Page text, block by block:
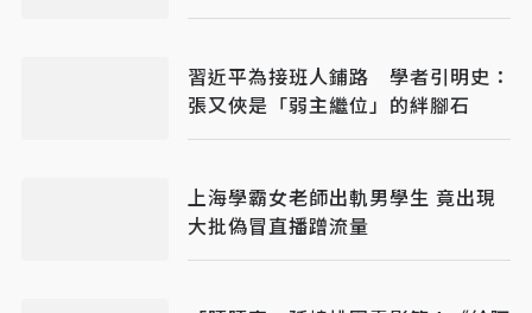
習近平為接班人鋪路 學者引明史：
張又俠是「弱主繼位」的絆腳石
上海學霸女老師出軌男學生 竟出現
大批偽冒直播蹭流量